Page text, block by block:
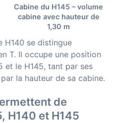
Cabine du H145 – volume
cabine avec hauteur de
1,30 m
H140 se distingue
T. Il occupe une position
et le H145, tant par ses
la hauteur de sa cabine.
de
H140 et H145